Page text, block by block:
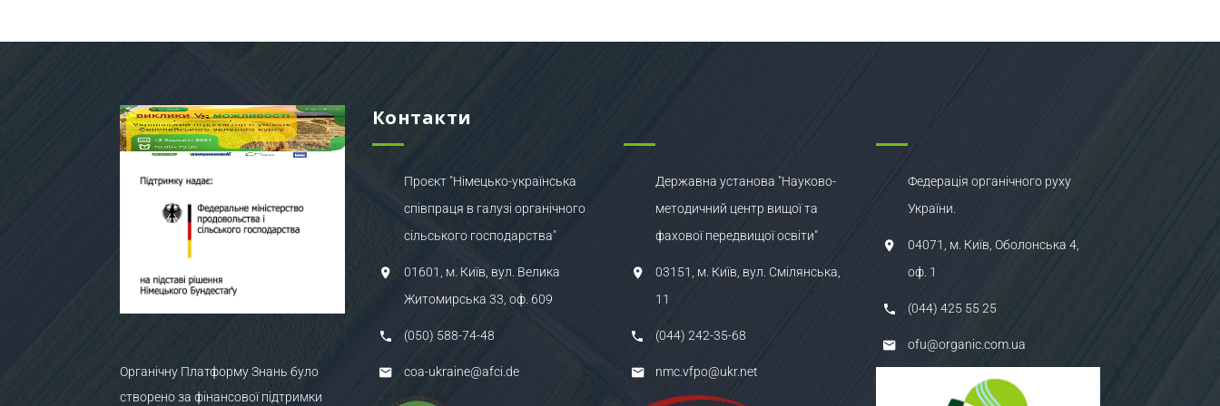
Органічну Платформу Знань було
створено за фінансової підтримки
Контакти
Проєкт "Німецько-українська
співпраця в галузі органічного
сільського господарства"
01601, м. Київ, вул. Велика
Житомирська 33, оф. 609
(050) 588-74-48
coa-ukraine@afci.de
Державна установа "Науково-
методичний центр вищої та
фахової передвищої освіти"
03151, м. Київ, вул. Смілянська,
11
(044) 242-35-68
nmc.vfpo@ukr.net
Федерація органічного руху
України.
04071, м. Київ, Оболонська 4,
оф. 1
(044) 425 55 25
ofu@organic.com.ua